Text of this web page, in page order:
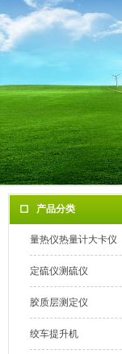
产品分类
量热仪热量计大卡仪
定硫仪测硫仪
胶质层测定仪
绞车提升机